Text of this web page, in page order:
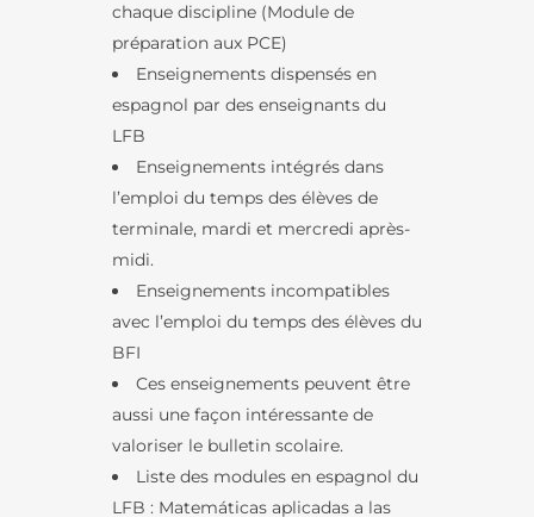
chaque discipline (Module de
préparation aux PCE)
Enseignements dispensés en
espagnol par des enseignants du
LFB
Enseignements intégrés dans
l’emploi du temps des élèves de
terminale, mardi et mercredi après-
midi.
Enseignements incompatibles
avec l’emploi du temps des élèves du
BFI
Ces enseignements peuvent être
aussi une façon intéressante de
valoriser le bulletin scolaire.
Liste des modules en espagnol du
LFB : Matemáticas aplicadas a las